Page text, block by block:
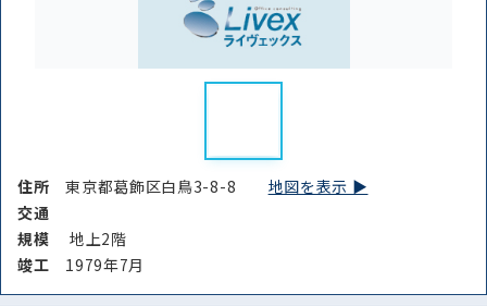
住所東京都葛飾区白鳥3-8-8 地図を表示 ▶︎
交通
規模
地上2階
竣⼯ 1979年7月